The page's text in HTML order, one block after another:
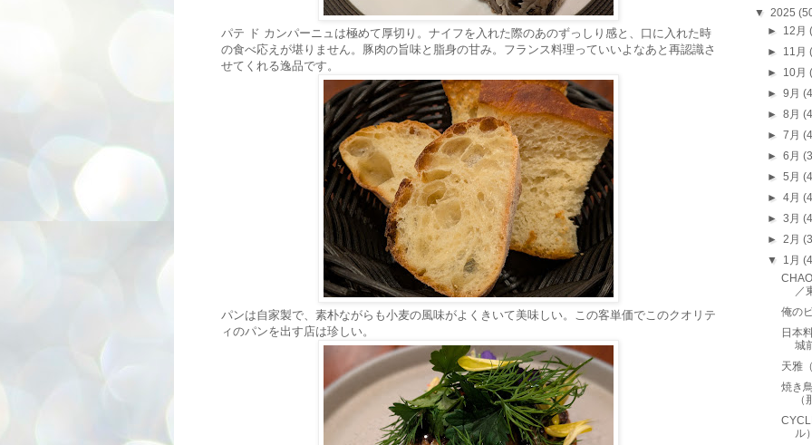
パテ ド カンパーニュは極めて厚切り。ナイフを入れた際のあのずっしり感と、口に入れた時
の食べ応えが堪りません。豚肉の旨味と脂身の甘み。フランス料理っていいよなあと再認識さ
せてくれる逸品です。
パンは自家製で、素朴ながらも小麦の風味がよくきいて美味しい。この客単価でこのクオリテ
ィのパンを出す店は珍しい。
▼ 2025
► 12月
► 11月
► 10月
►9月
►8月
►7月
►6月
►5月
►4月
►3月
►2月
▼ 1月
／
俺の
日本
城
天雅
焼き
ル